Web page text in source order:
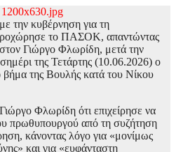
την κυβέρνηση για τη
το ΠΑΣΟΚ, απαντώντας
Γιώργο Φλωρίδη, μετά την
της Τετάρτης (10.06.2026) ο
βήμα της Βουλής κατά του Νίκου
Φλωρίδη ότι επιχείρησε να
πρωθυπουργού από τη συζήτηση
κάνοντας λόγο για «μονίμως
και για «ευφάνταστη